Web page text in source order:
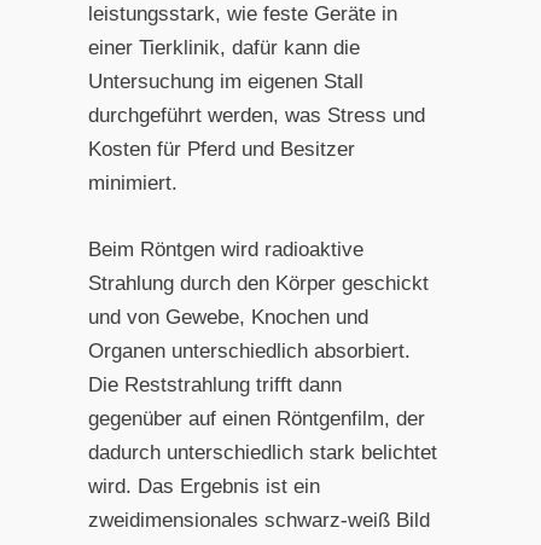
leistungsstark, wie feste Geräte in
einer Tierklinik, dafür kann die
Untersuchung im eigenen Stall
durchgeführt werden, was Stress und
Kosten für Pferd und Besitzer
minimiert.
Beim Röntgen wird radioaktive
Strahlung durch den Körper geschickt
und von Gewebe, Knochen und
Organen unterschiedlich absorbiert.
Die Reststrahlung trifft dann
gegenüber auf einen Röntgenfilm, der
dadurch unterschiedlich stark belichtet
wird. Das Ergebnis ist ein
zweidimensionales schwarz-weiß Bild